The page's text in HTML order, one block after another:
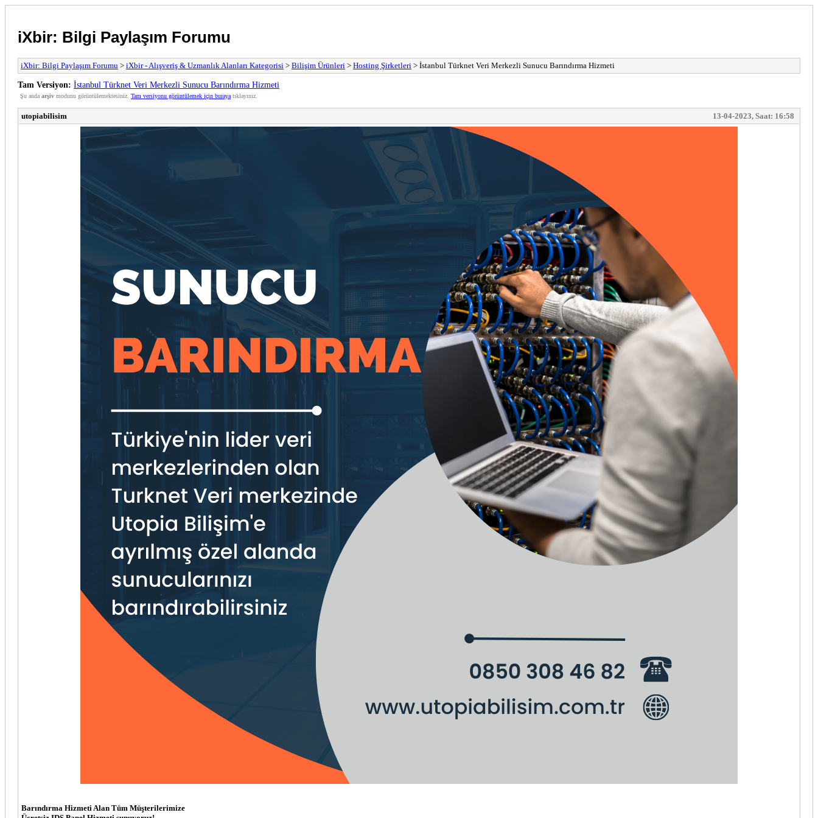
iXbir: Bilgi Paylaşım Forumu
iXbir: Bilgi Paylaşım Forumu > iXbir - Alışveriş & Uzmanlık Alanları Kategorisi > Bilişim Ürünleri > Hosting Şirketleri > İstanbul Türknet Veri Merkezli Sunucu Barındırma Hizmeti
Tam Versiyon: İstanbul Türknet Veri Merkezli Sunucu Barındırma Hizmeti
Şu anda arşiv modunu görüntülemektesiniz. Tam versiyonu görüntülemek için buraya tıklayınız.
utopiabilisim 13-04-2023, Saat: 16:58
Barındırma Hizmeti Alan Tüm Müşterilerimize